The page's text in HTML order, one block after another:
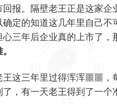
报。隔壁老王正是这家企
确定的知道这几年里自己不
三年后企业真的上市了，
这三年里过得浑浑噩噩，
，有一天老王得到了一个